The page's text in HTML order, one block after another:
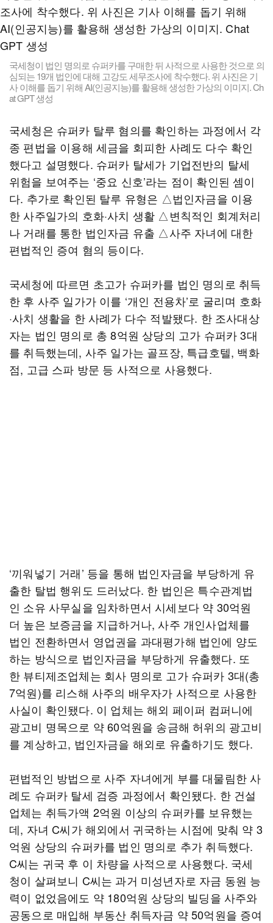
국세청이 법인 명의로 슈퍼카를 구매한 뒤 사적으로 사용한 것으로 의
심되는 19개 법인에 대해 고강도 세무조사에 착수했다. 위 사진은 기
사 이해를 돕기 위해 AI(인공지능)를 활용해 생성한 가상의 이미지. Ch
at GPT 생성
국세청은 슈퍼카 탈루 혐의를 확인하는 과정에서 각
종 편법을 이용해 세금을 회피한 사례도 다수 확인
했다고 설명했다. 슈퍼카 탈세가 기업전반의 탈세
위험을 보여주는 ‘중요 신호’라는 점이 확인된 셈이
다. 추가로 확인된 탈루 유형은 △법인자금을 이용
한 사주일가의 호화·사치 생활 △변칙적인 회계처리
나 거래를 통한 법인자금 유출 △사주 자녀에 대한
편법적인 증여 혐의 등이다.
국세청에 따르면 초고가 슈퍼카를 법인 명의로 취득
한 후 사주 일가가 이를 ‘개인 전용차’로 굴리며 호화
·사치 생활을 한 사례가 다수 적발됐다. 한 조사대상
자는 법인 명의로 총 8억원 상당의 고가 슈퍼카 3대
를 취득했는데, 사주 일가는 골프장, 특급호텔, 백화
점, 고급 스파 방문 등 사적으로 사용했다.
‘끼워넣기 거래’ 등을 통해 법인자금을 부당하게 유
출한 탈법 행위도 드러났다. 한 법인은 특수관계법
인 소유 사무실을 임차하면서 시세보다 약 30억원
더 높은 보증금을 지급하거나, 사주 개인사업체를
법인 전환하면서 영업권을 과대평가해 법인에 양도
하는 방식으로 법인자금을 부당하게 유출했다. 또
한 뷰티제조업체는 회사 명의로 고가 슈퍼카 3대(총
7억원)를 리스해 사주의 배우자가 사적으로 사용한
사실이 확인됐다. 이 업체는 해외 페이퍼 컴퍼니에
광고비 명목으로 약 60억원을 송금해 허위의 광고비
를 계상하고, 법인자금을 해외로 유출하기도 했다.
편법적인 방법으로 사주 자녀에게 부를 대물림한 사
례도 슈퍼카 탈세 검증 과정에서 확인됐다. 한 건설
업체는 취득가액 2억원 이상의 슈퍼카를 보유했는
데, 자녀 C씨가 해외에서 귀국하는 시점에 맞춰 약 3
억원 상당의 슈퍼카를 법인 명의로 추가 취득했다.
C씨는 귀국 후 이 차량을 사적으로 사용했다. 국세
청이 살펴보니 C씨는 과거 미성년자로 자금 동원 능
력이 없었음에도 약 180억원 상당의 빌딩을 사주와
공동으로 매입해 부동산 취득자금 약 50억원을 증여